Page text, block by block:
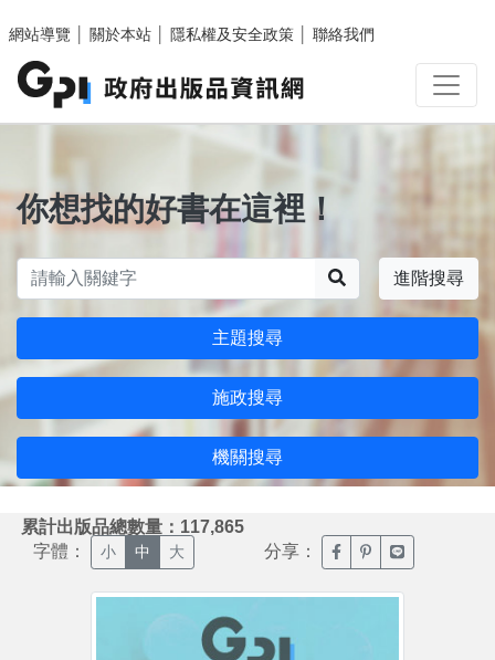
網站導覽
關於本站 隱私權及安全政策 聯絡我們
你想找的好書在這裡！
進階搜尋
主題搜尋
施政搜尋
機關搜尋
累計出版品總數量：117,865
字體： 小 中 大 分享： 臉書分享(另開新視窗)
噗浪分享(另開新
Line分享(另